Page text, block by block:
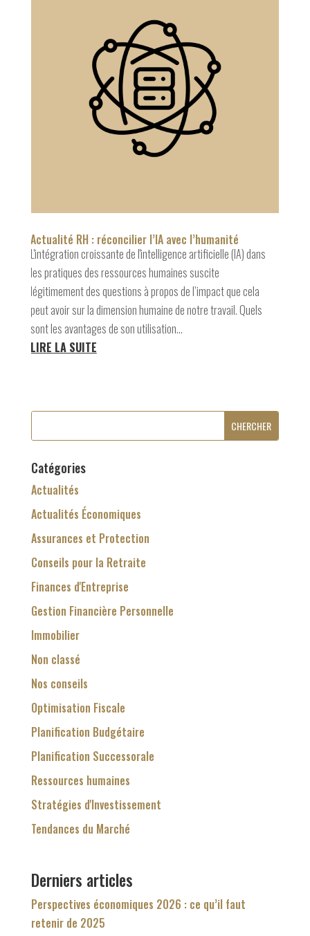
Actualité RH : réconcilier l’IA avec l’humanité
L'intégration croissante de l'intelligence artificielle (IA) dans
les pratiques des ressources humaines suscite
légitimement des questions à propos de l’impact que cela
peut avoir sur la dimension humaine de notre travail. Quels
sont les avantages de son utilisation...
LIRE LA SUITE
Catégories
Actualités
Actualités Économiques
Assurances et Protection
Conseils pour la Retraite
Finances d'Entreprise
Gestion Financière Personnelle
Immobilier
Non classé
Nos conseils
Optimisation Fiscale
Planification Budgétaire
Planification Successorale
Ressources humaines
Stratégies d'Investissement
Tendances du Marché
Derniers articles
Perspectives économiques 2026 : ce qu’il faut
retenir de 2025